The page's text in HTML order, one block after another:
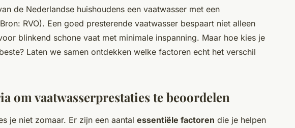
de Nederlandse huishoudens een vaatwasser met een
RVO). Een goed presterende vaatwasser bespaart niet alleen
blinkend schone vaat met minimale inspanning. Maar hoe kies je
Laten we samen ontdekken welke factoren echt het verschil
om vaatwasserprestaties te beoordelen
je niet zomaar. Er zijn een aantal essentiële factoren die je helpen